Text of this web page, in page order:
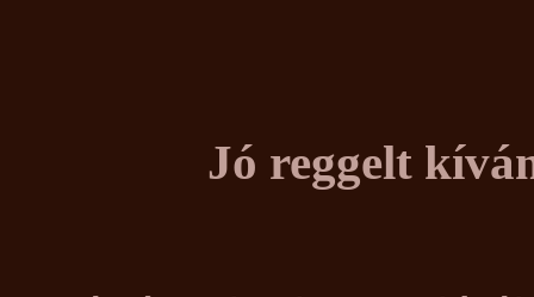
Jó reggelt